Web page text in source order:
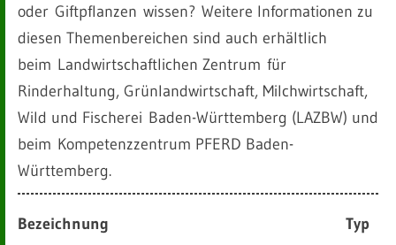
oder Giftpflanzen wissen? Weitere Informationen zu
diesen Themenbereichen sind auch erhältlich
beim Landwirtschaftlichen Zentrum für
Rinderhaltung, Grünlandwirtschaft, Milchwirtschaft,
Wild und Fischerei Baden-Württemberg (LAZBW) und
beim Kompetenzzentrum PFERD Baden-
Württemberg.
Bezeichnung Typ